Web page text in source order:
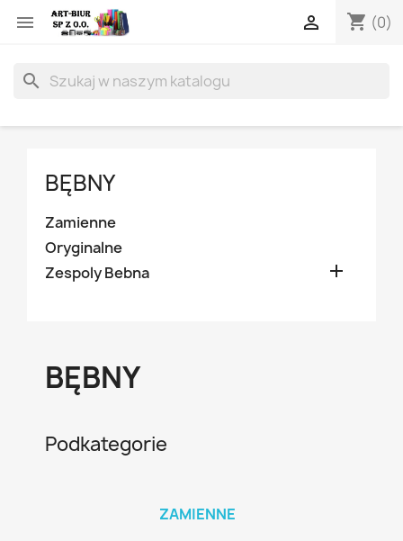
 shopping_cart (0)

search
BĘBNY
Zamienne
Oryginalne
Zespoly Bebna

BĘBNY
Podkategorie
ZAMIENNE